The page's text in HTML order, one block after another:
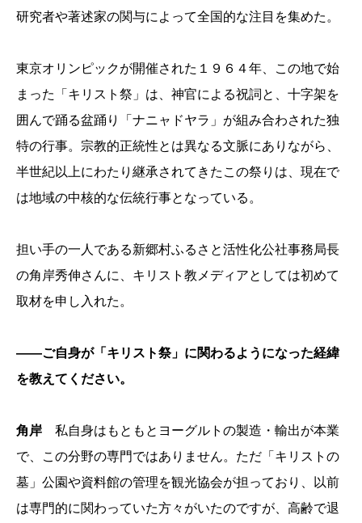
研究者や著述家の関与によって全国的な注目を集めた。
東京オリンピックが開催された１９６４年、この地で始
まった「キリスト祭」は、神官による祝詞と、十字架を
囲んで踊る盆踊り「ナニャドヤラ」が組み合わされた独
特の行事。宗教的正統性とは異なる文脈にありながら、
半世紀以上にわたり継承されてきたこの祭りは、現在で
は地域の中核的な伝統行事となっている。
担い手の一人である新郷村ふるさと活性化公社事務局長
の角岸秀伸さんに、キリスト教メディアとしては初めて
取材を申し入れた。
――ご自身が「キリスト祭」に関わるようになった経緯
を教えてください。
角岸 私自身はもともとヨーグルトの製造・輸出が本業
で、この分野の専門ではありません。ただ「キリストの
墓」公園や資料館の管理を観光協会が担っており、以前
は専門的に関わっていた方々がいたのですが、高齢で退